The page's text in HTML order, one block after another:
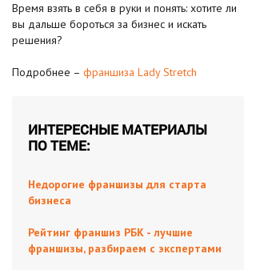
Время взять в себя в руки и понять: хотите ли
вы дальше бороться за бизнес и искать
решения?
Подробнее – франшиза Lady Stretch
ИНТЕРЕСНЫЕ МАТЕРИАЛЫ
ПО ТЕМЕ:
Недорогие франшизы для старта
бизнеса
Рейтинг франшиз РБК - лучшие
франшизы, разбираем с экспертами